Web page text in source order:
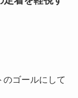
ゴールにして